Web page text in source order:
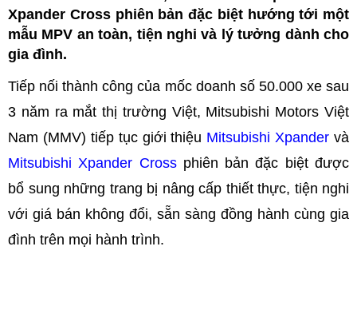
Xpander Cross phiên bản đặc biệt hướng tới một
mẫu MPV an toàn, tiện nghi và lý tưởng dành cho
gia đình.
Tiếp nối thành công của mốc doanh số 50.000 xe sau
3 năm ra mắt thị trường Việt, Mitsubishi Motors Việt
Nam (MMV) tiếp tục giới thiệu Mitsubishi Xpander và
Mitsubishi Xpander Cross phiên bản đặc biệt được
bổ sung những trang bị nâng cấp thiết thực, tiện nghi
với giá bán không đổi, sẵn sàng đồng hành cùng gia
đình trên mọi hành trình.